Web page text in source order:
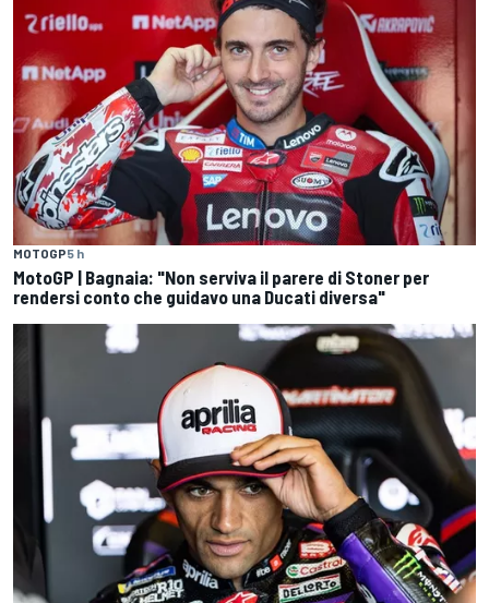
MOTOGP5 h
MotoGP | Bagnaia: "Non serviva il parere di Stoner per
rendersi conto che guidavo una Ducati diversa"